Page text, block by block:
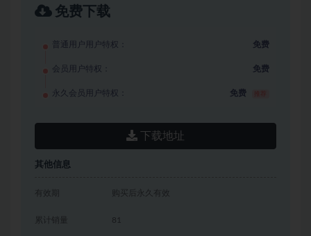
免费下载
普通用户用户特权： 免费
会员用户特权： 免费
永久会员用户特权： 免费
下载地址
其他信息
有效期 购买后永久有效
累计销量 81